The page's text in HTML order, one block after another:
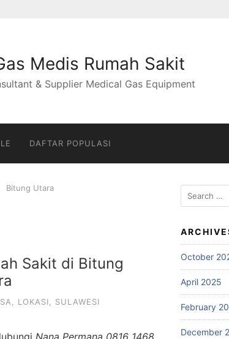
Medis Rumah Sakit
& Supplier Medical Gas Equipment
DAFTAR POPULASI
Bitung Utara
Sakit di Bitung
LOKASI
SULAWESI
Nana Permana 0816 1468
Search
for:
October
April 2025
February
December